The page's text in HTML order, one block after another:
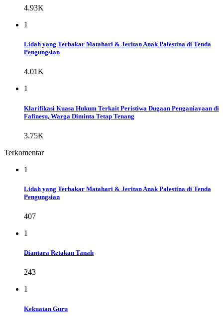
4.93K
1
Lidah yang Terbakar Matahari & Jeritan Anak Palestina di Tenda
Pengungsian
4.01K
1
Klarifikasi Kuasa Hukum Terkait Peristiwa Dugaan Penganiayaan di
Fafinesu, Warga Diminta Tetap Tenang
3.75K
Terkomentar
1
Lidah yang Terbakar Matahari & Jeritan Anak Palestina di Tenda
Pengungsian
407
1
Diantara Retakan Tanah
243
1
Kekuatan Guru